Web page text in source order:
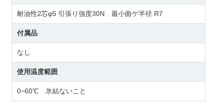
耐油性2芯φ5 引張り強度30N 最小曲ゲ半径 R7
付属品
なし
使用温度範囲
0~60℃ 氷結ないこと